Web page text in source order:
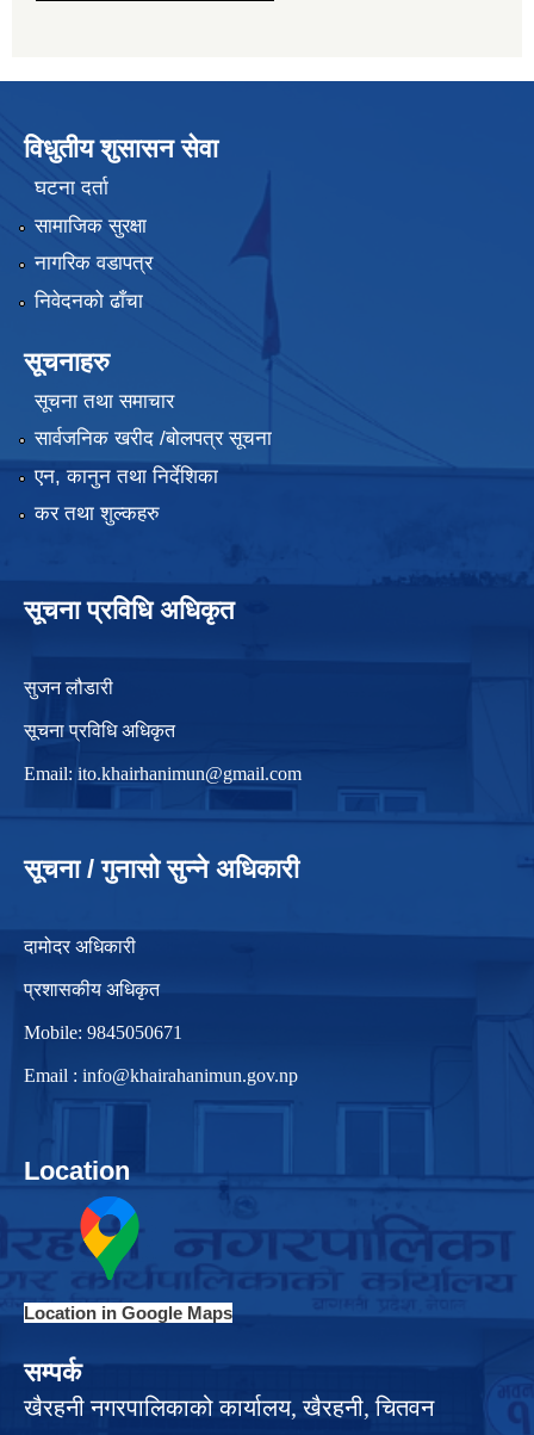
विधुतीय शुसासन सेवा
घटना दर्ता
सामाजिक सुरक्षा
नागरिक वडापत्र
निवेदनको ढाँचा
सूचनाहरु
सूचना तथा समाचार
सार्वजनिक खरीद /बोलपत्र सूचना
एन, कानुन तथा निर्देशिका
कर तथा शुल्कहरु
सूचना प्रविधि अधिकृत
सुजन लौडारी
सूचना प्रविधि अधिकृत
Email: ito.khairhanimun@gmail.com
सूचना / गुनासो सुन्ने अधिकारी
दामोदर अधिकारी
प्रशासकीय अधिकृत
Mobile: 9845050671
Email : info@khairahanimun.gov.np
Location
Location in Google Maps
सम्पर्क
खैरहनी नगरपालिकाको कार्यालय, खैरहनी, चितवन